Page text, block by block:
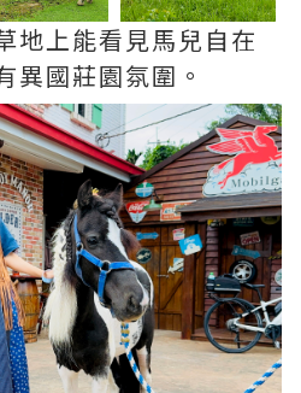
地上能看見馬兒自在
異國莊園氛圍。